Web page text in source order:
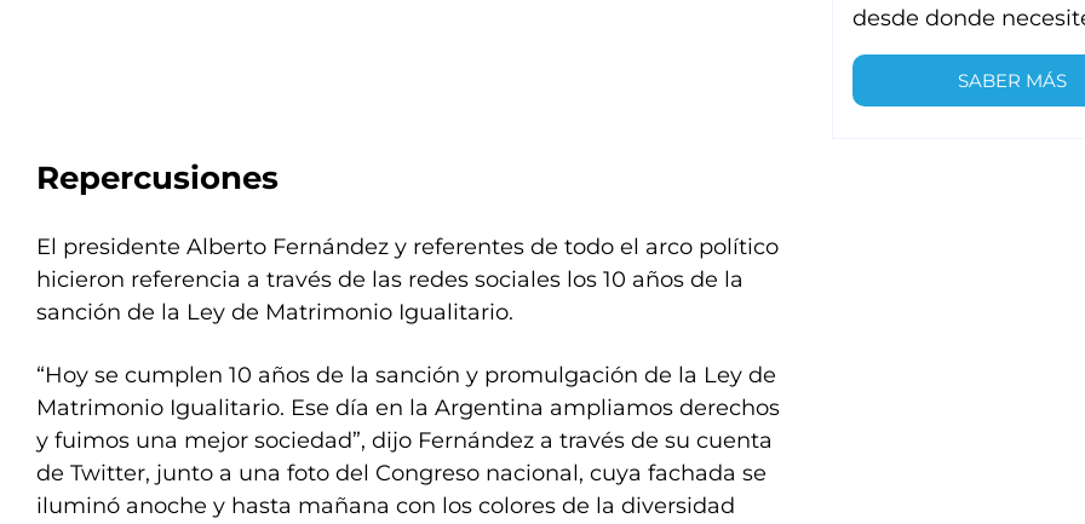
Repercusiones
El presidente Alberto Fernández y referentes de todo el arco político
hicieron referencia a través de las redes sociales los 10 años de la
sanción de la Ley de Matrimonio Igualitario.
“Hoy se cumplen 10 años de la sanción y promulgación de la Ley de
Matrimonio Igualitario. Ese día en la Argentina ampliamos derechos
y fuimos una mejor sociedad”, dijo Fernández a través de su cuenta
de Twitter, junto a una foto del Congreso nacional, cuya fachada se
iluminó anoche y hasta mañana con los colores de la diversidad
desde donde
SABER MÁS